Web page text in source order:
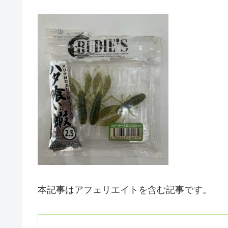
本記事はアフェリエイトを含む記事です。